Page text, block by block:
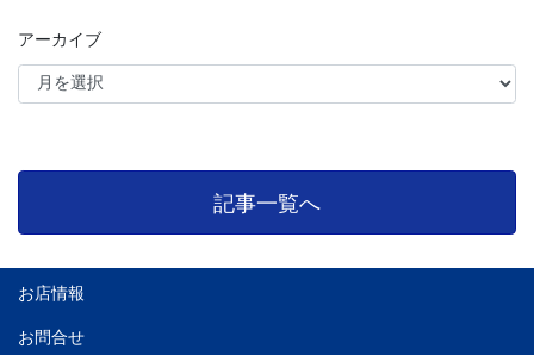
アーカイブ
記事一覧へ
お店情報
お問合せ